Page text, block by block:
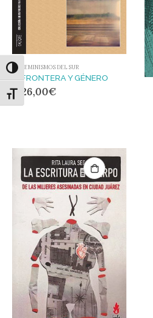
Alternar alto contraste
Alternar tamaño de letra
FEMINISMOS DEL SUR
FRONTERA Y GÉNERO
26,00€